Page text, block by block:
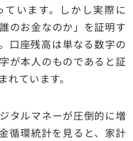
います。しかし実際に
のお金なのか」を証明す
口座残高は単なる数字の
が本人のものであると証
ています。
タルマネーが圧倒的に増
循環統計を見ると、家計